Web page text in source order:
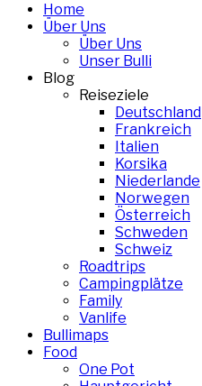
Home
Über Uns
Über Uns
Unser Bulli
Blog
Reiseziele
Deutschland
Frankreich
Italien
Korsika
Niederlande
Norwegen
Österreich
Schweden
Schweiz
Roadtrips
Campingplätze
Family
Vanlife
Bullimaps
Food
One Pot